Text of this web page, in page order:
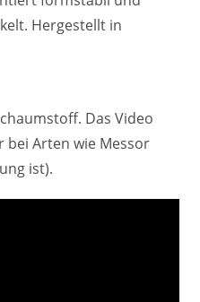
Hergestellt in
Das Video
bei Arten wie Messor
ist).